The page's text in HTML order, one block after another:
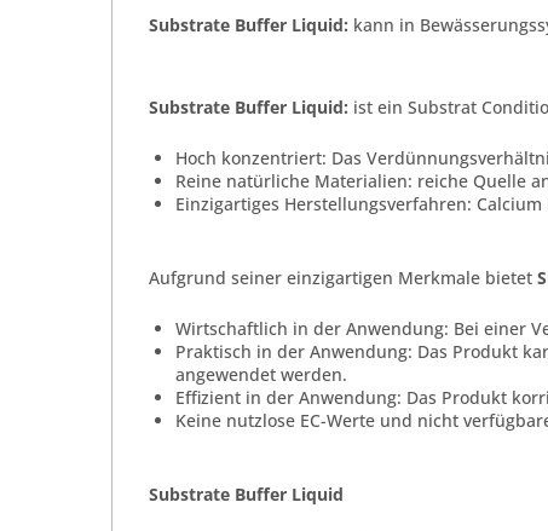
Substrate Buffer Liquid: kann in
Substrate Buffer Liquid: ist ein Substrat
Hoch konzentriert: Das
Reine natürliche Materialien: reiche Quelle
Einzigartiges Herstellungsverfahren:
Aufgrund seiner einzigartigen Merkmale bietet
Wirtschaftlich in der Anwendung: Bei einer
Praktisch in der Anwendung: Das Produkt
angewendet werden.
Effizient in der Anwendung: Das Produkt
Keine nutzlose EC-Werte und nicht
Substrate Buffer Liquid